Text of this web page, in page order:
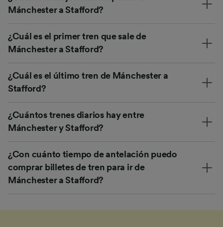
Mánchester a Stafford?
¿Cuál es el primer tren que sale de
Mánchester a Stafford?
¿Cuál es el último tren de Mánchester a
Stafford?
¿Cuántos trenes diarios hay entre
Mánchester y Stafford?
¿Con cuánto tiempo de antelación puedo
comprar billetes de tren para ir de
Mánchester a Stafford?